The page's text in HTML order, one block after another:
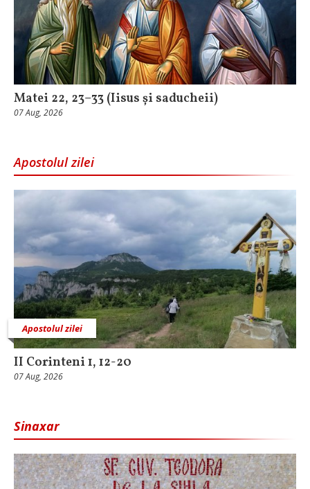
Matei 22, 23–33 (Iisus și saducheii)
07 Aug, 2026
Apostolul zilei
Apostolul zilei
II Corinteni 1, 12-20
07 Aug, 2026
Sinaxar